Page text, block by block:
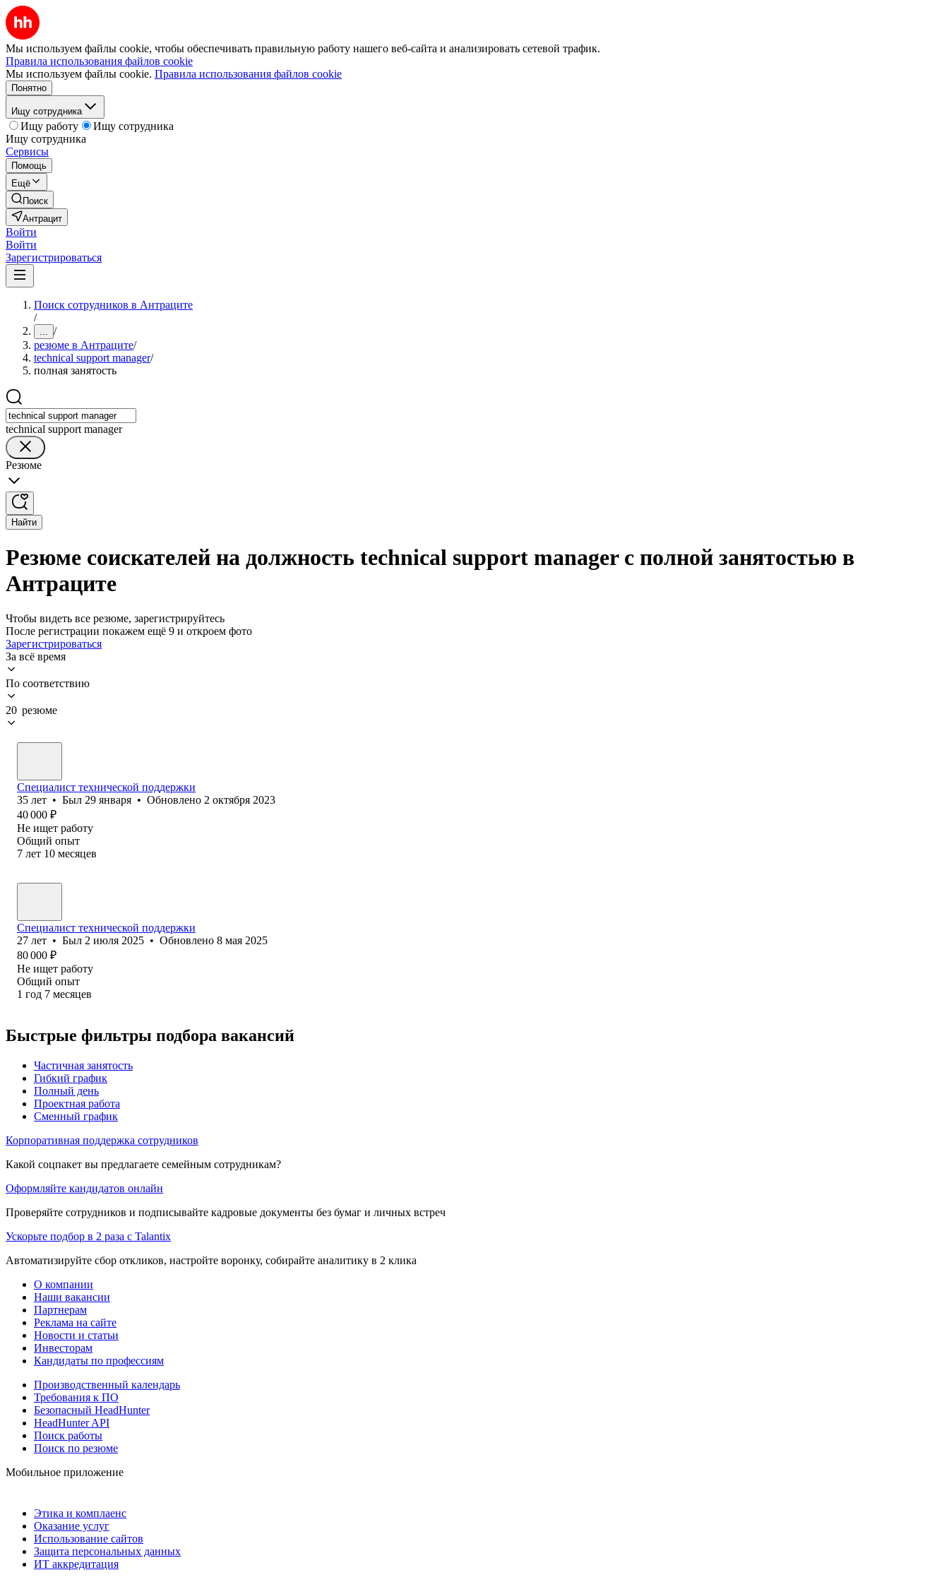
Мы используем файлы cookie, чтобы обеспечивать правильную работу нашего веб-сайта и анализировать сетевой трафик.
Правила использования файлов cookie
Мы используем файлы cookie. Правила использования файлов cookie
Понятно
Ищу сотрудника
Ищу работу
Ищу сотрудника
Ищу сотрудника
Сервисы
Помощь
Ещё
Поиск
Антрацит
Войти
Войти
Зарегистрироваться
Поиск сотрудников в Антраците
/
... /
резюме в Антраците/
technical support manager/
полная занятость
technical support manager
Резюме
Найти
Резюме соискателей на должность technical support manager с полной занятостью в
Антраците
Чтобы видеть все резюме, зарегистрируйтесь
После регистрации покажем ещё 9 и откроем фото
Зарегистрироваться
За всё время
По соответствию
20 резюме
Специалист технической поддержки
35 лет • Был 29 января • Обновлено 2 октября 2023
40 000 ₽
Не ищет работу
Общий опыт
7 лет 10 месяцев
Специалист технической поддержки
27 лет • Был 2 июля 2025 • Обновлено 8 мая 2025
80 000 ₽
Не ищет работу
Общий опыт
1 год 7 месяцев
Быстрые фильтры подбора вакансий
Частичная занятость
Гибкий график
Полный день
Проектная работа
Сменный график
Корпоративная поддержка сотрудников
Какой соцпакет вы предлагаете семейным сотрудникам?
Оформляйте кандидатов онлайн
Проверяйте сотрудников и подписывайте кадровые документы без бумаг и личных встреч
Ускорьте подбор в 2 раза с Talantix
Автоматизируйте сбор откликов, настройте воронку, собирайте аналитику в 2 клика
О компании
Наши вакансии
Партнерам
Реклама на сайте
Новости и статьи
Инвесторам
Кандидаты по профессиям
Производственный календарь
Требования к ПО
Безопасный HeadHunter
HeadHunter API
Поиск работы
Поиск по резюме
Мобильное приложение
Этика и комплаенс
Оказание услуг
Использование сайтов
Защита персональных данных
ИТ аккредитация